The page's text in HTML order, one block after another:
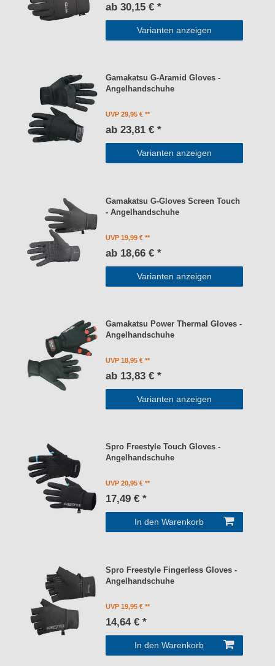
ab 30,15 € *
Varianten anzeigen
Gamakatsu G-Aramid Gloves -
Angelhandschuhe
UVP 29,95 €
ab 23,81 € *
Varianten anzeigen
Gamakatsu G-Gloves Screen Touch
- Angelhandschuhe
UVP 19,99 €
ab 18,66 € *
Varianten anzeigen
Gamakatsu Power Thermal Gloves -
Angelhandschuhe
UVP 18,95 €
ab 13,83 € *
Varianten anzeigen
Spro Freestyle Touch Gloves -
Angelhandschuhe
UVP 20,95 €
17,49 € *
In den Warenkorb
Spro Freestyle Fingerless Gloves -
Angelhandschuhe
UVP 19,95 €
14,64 € *
In den Warenkorb